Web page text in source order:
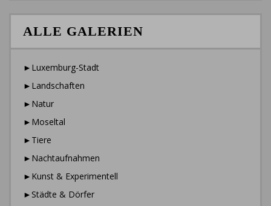
ALLE GALERIEN
►Luxemburg-Stadt
►Landschaften
►Natur
►Moseltal
►Tiere
►Nachtaufnahmen
►Kunst & Experimentell
►Städte & Dörfer